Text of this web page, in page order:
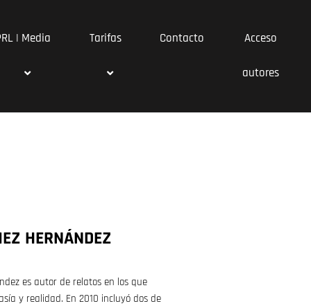
| Media Tarifas Contacto Acceso
autores
HERNÁNDEZ
es autor de relatos en los que
y realidad. En 2010 incluyó dos de